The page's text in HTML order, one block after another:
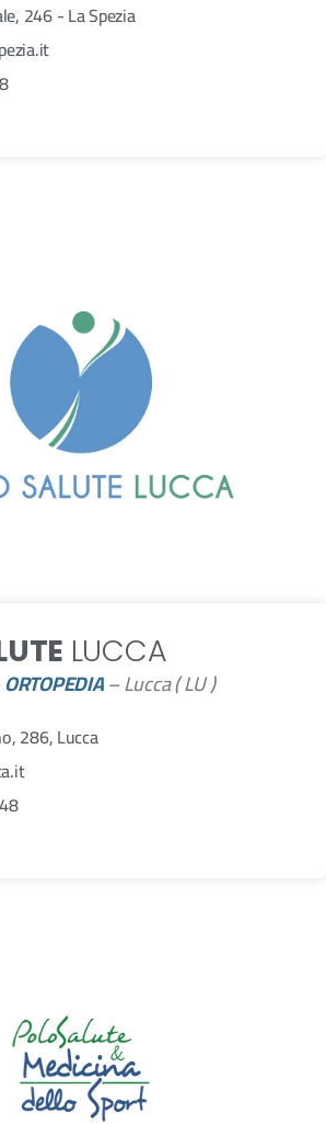
246 - La Spezia
LUCCA
ORTOPEDIA– Lucca ( LU )
286, Lucca